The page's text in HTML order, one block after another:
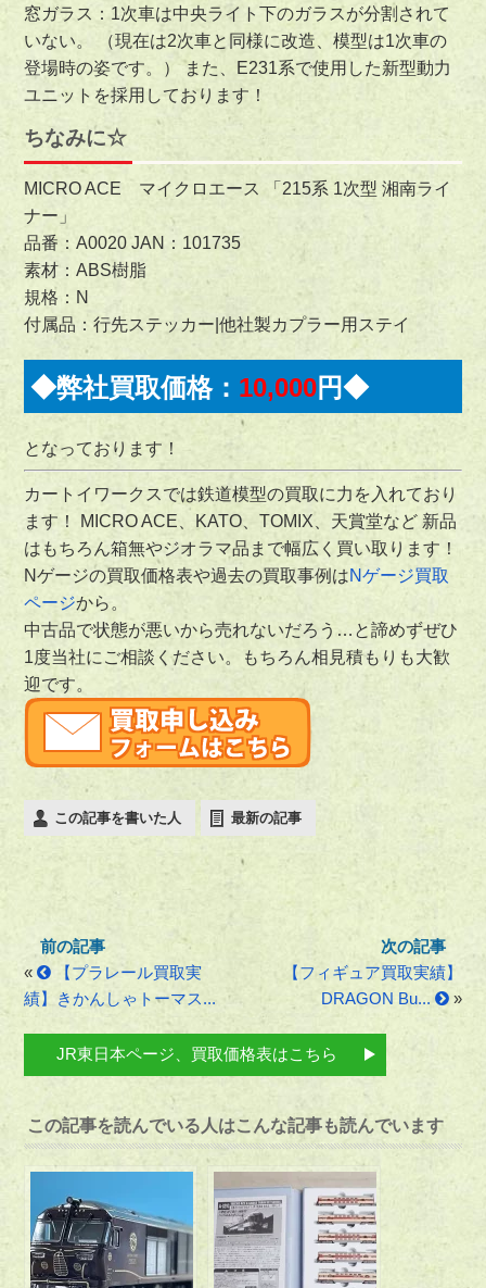
窓ガラス：1次車は中央ライト下のガラスが分割されて
いない。 （現在は2次車と同様に改造、模型は1次車の
登場時の姿です。） また、E231系で使用した新型動力
ユニットを採用しております！
ちなみに☆
MICRO ACE マイクロエース 「215系 1次型 湘南ライ
ナー」
品番：A0020 JAN：101735
素材：ABS樹脂
規格：N
付属品：行先ステッカー|他社製カプラー用ステイ
◆弊社買取価格： 10,000円◆
となっております！
カートイワークスでは鉄道模型の買取に力を入れており
ます！ MICRO ACE、KATO、TOMIX、天賞堂など 新品
はもちろん箱無やジオラマ品まで幅広く買い取ります！
Nゲージの買取価格表や過去の買取事例はNゲージ買取
ページから。
中古品で状態が悪いから売れないだろう…と諦めずぜひ
1度当社にご相談ください。もちろん相見積もりも大歓
迎です。
この記事を書いた人 最新の記事
«
【プラレール買取実
績】きかんしゃトーマス...
【フィギュア買取実績】
DRAGON Bu...
»
JR東日本ページ、買取価格表はこちら
この記事を読んでいる人はこんな記事も読んでいます